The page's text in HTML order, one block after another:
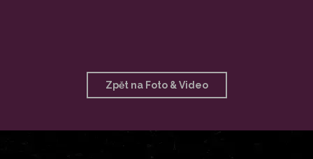
Zpět na Foto & Video